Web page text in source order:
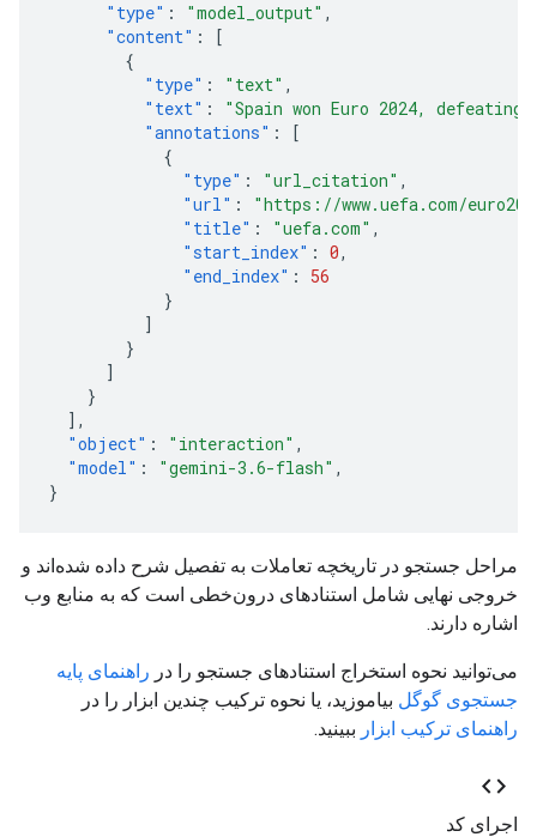
"type"
: "model_output"
"content"
:
"type"
: "text"
"text"
: "Spain won Euro 2024,
"annotations"
:
"type"
: "url_citation"
"url"
: "https://www.uefa.com/
"title"
: "uefa.com"
"start_index" :
"end_index"
:
"object"
: "interaction"
"model"
: "gemini-3.6-flash"
مراحل جستجو در تاریخچه تعاملات به تفصیل شرح داده شده‌اند و
خروجی نهایی شامل استنادهای درون‌خطی است که به منابع وب
اشاره دارند.
می‌توانید نحوه استخراج استنادهای جستجو را درراهنمای پایه
جستجوی گوگلبیاموزید، یا نحوه ترکیب چندین ابزار را در
راهنمای ترکیب ابزار ببینید.
code
اجرای کد